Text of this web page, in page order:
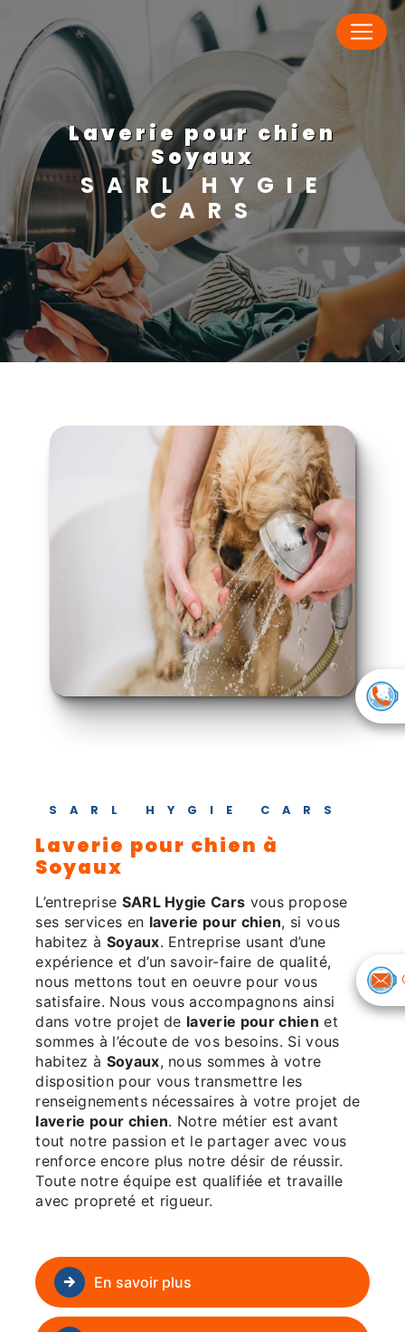
laverie pour chien
Soyaux
SARL HYGIE
CARS
SARL HYGIE CARS
laverie pour chien à
Soyaux
L’entreprise SARL Hygie Cars vous propose
ses services en laverie pour chien, si vous
habitez à Soyaux. Entreprise usant d’une
expérience et d’un savoir-faire de qualité,
nous mettons tout en oeuvre pour vous
satisfaire. Nous vous accompagnons ainsi
dans votre projet de laverie pour chien et
sommes à l’écoute de vos besoins. Si vous
habitez à Soyaux, nous sommes à votre
disposition pour vous transmettre les
renseignements nécessaires à votre projet de
laverie pour chien. Notre métier est avant
tout notre passion et le partager avec vous
renforce encore plus notre désir de réussir.
Toute notre équipe est qualifiée et travaille
avec propreté et rigueur.
En savoir plus
Panneau de gestion des cookies